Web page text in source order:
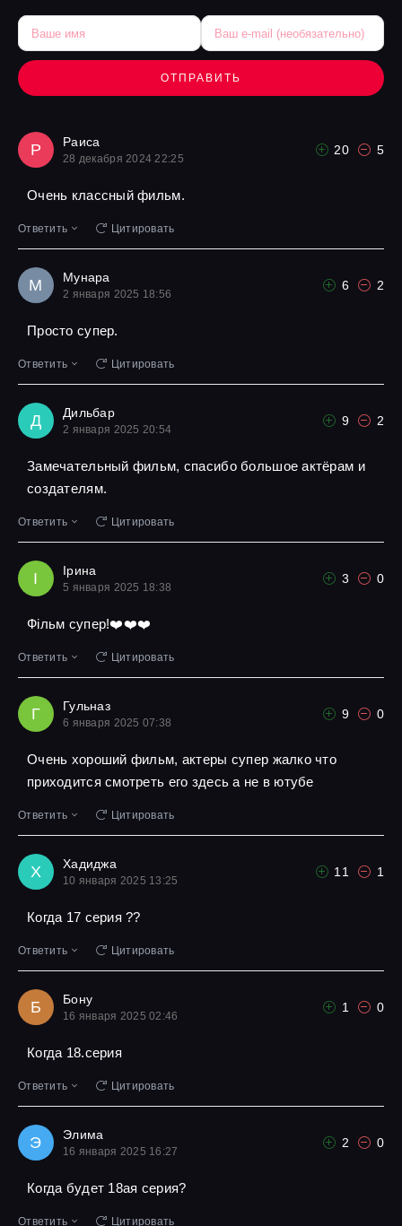
ОТПРАВИТЬ
Р Раиса
28 декабря 2024 22:25
20 5
Очень классный фильм.
Ответить Цитировать
М Мунара
2 января 2025 18:56
6 2
Просто супер.
Ответить Цитировать
Д Дильбар
2 января 2025 20:54
9 2
Замечательный фильм, спасибо большое актёрам и
создателям.
Ответить Цитировать
І Ірина
5 января 2025 18:38
3 0
Фільм супер!❤️❤️❤️
Ответить Цитировать
Г Гульназ
6 января 2025 07:38
9 0
Очень хороший фильм, актеры супер жалко что
приходится смотреть его здесь а не в ютубе
Ответить Цитировать
Х Хадиджа
10 января 2025 13:25
11 1
Когда 17 серия ??
Ответить Цитировать
Б Бону
16 января 2025 02:46
1 0
Когда 18.серия
Ответить Цитировать
Э Элима
16 января 2025 16:27
2 0
Когда будет 18ая серия?
Ответить Цитировать